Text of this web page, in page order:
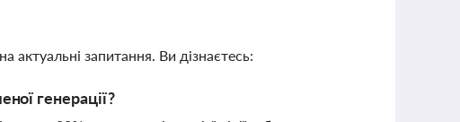
актуальні запитання. Ви дізнаєтесь:
генерації?